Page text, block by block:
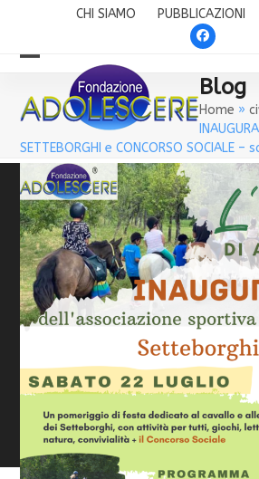
content
CHI SIAMO PUBBLICAZIONI
Facebook
mobile
menu
mobile
menu
Blog
Home »
SETTEBORGHI e CONCORSO SOCIALE